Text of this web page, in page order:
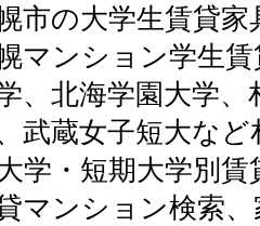
市の大学生賃貸
マンション学生賃
、北海学園大学
武蔵女子短大な
学・短期大学別
マンション検索